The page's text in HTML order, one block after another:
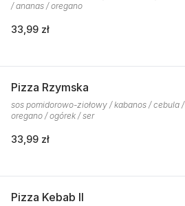
/ ananas / oregano
33,99 zł
Pizza Rzymska
sos pomidorowo-ziołowy / kabanos / cebula /
oregano / ogórek / ser
33,99 zł
Pizza Kebab II